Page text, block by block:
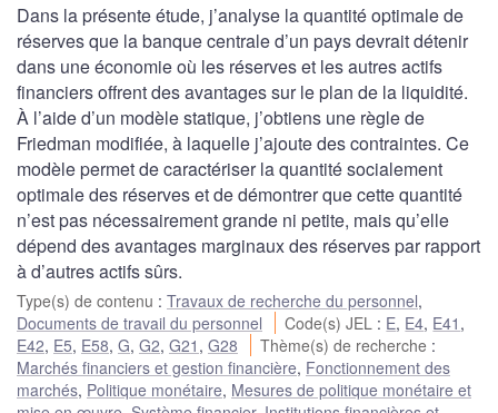
Dans la présente étude, j’analyse la quantité optimale de
réserves que la banque centrale d’un pays devrait détenir
dans une économie où les réserves et les autres actifs
financiers offrent des avantages sur le plan de la liquidité.
À l’aide d’un modèle statique, j’obtiens une règle de
Friedman modifiée, à laquelle j’ajoute des contraintes. Ce
modèle permet de caractériser la quantité socialement
optimale des réserves et de démontrer que cette quantité
n’est pas nécessairement grande ni petite, mais qu’elle
dépend des avantages marginaux des réserves par rapport
à d’autres actifs sûrs.
Type(s) de contenu : Travaux de recherche du personnel,
Documents de travail du personnel
Code(s) JEL : E, E4, E41 ,
E42, E5, E58, G, G2, G21 , G28 Thème(s) de recherche :
Marchés financiers et gestion financière, Fonctionnement des
marchés, Politique monétaire, Mesures de politique monétaire et